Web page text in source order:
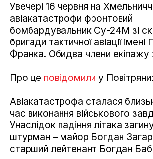
Увечері 16 червня на
авіакатастрофи фронтовий
бомбардувальник Су-24М зі
бригади тактичної авіації імені
Франка. Обидва члени екіпажу
Про це повідомили у
Авіакатастрофа сталася
час виконання військового
Унаслідок падіння літака
штурман – майор Богдан
старший лейтенант Богдан